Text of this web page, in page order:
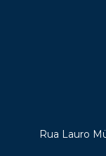
Rua Lauro